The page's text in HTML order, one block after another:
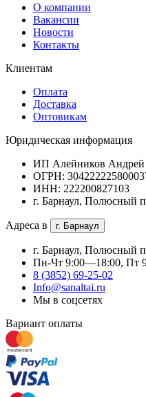
О компании
Вакансии
Новости
Контакты
Клиентам
Оплата
Доставка
Оптовикам
Юридическая информация
ИП Алейников Андрей
ОГРН:
ИНН: 222200827103
г. Барнаул, Полюсный
Адреса в г. Барнаул
г. Барнаул, Полюсный
Пн-Чт 9:00—18:00, Пт
8 (3852) 69-25-02
Info@sanaltai.ru
Мы в соцсетях
Вариант оплаты